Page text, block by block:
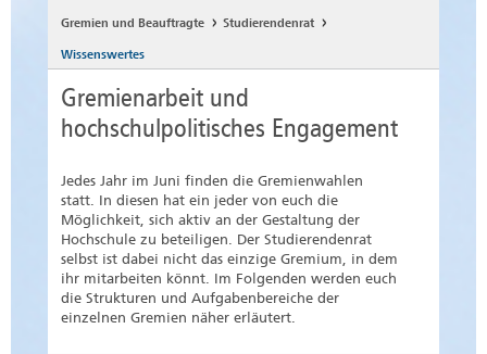
Unternehmen und Institutionen
Beschäftigte
International
Gremien und Beauftragte Studierendenrat
Wissenswertes
Gremienarbeit und
hochschulpolitisches Engagement
Jedes Jahr im Juni finden die Gremienwahlen
statt. In diesen hat ein jeder von euch die
Möglichkeit, sich aktiv an der Gestaltung der
Hochschule zu beteiligen. Der Studierendenrat
selbst ist dabei nicht das einzige Gremium, in dem
ihr mitarbeiten könnt. Im Folgenden werden euch
die Strukturen und Aufgabenbereiche der
einzelnen Gremien näher erläutert.